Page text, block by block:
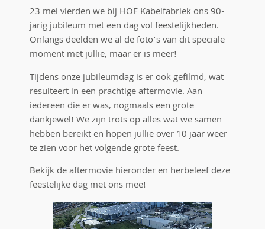
23 mei vierden we bij HOF Kabelfabriek ons 90-
jarig jubileum met een dag vol feestelijkheden.
Onlangs deelden we al de foto’s van dit speciale
moment met jullie, maar er is meer!
Tijdens onze jubileumdag is er ook gefilmd, wat
resulteert in een prachtige aftermovie. Aan
iedereen die er was, nogmaals een grote
dankjewel! We zijn trots op alles wat we samen
hebben bereikt en hopen jullie over 10 jaar weer
te zien voor het volgende grote feest.
Bekijk de aftermovie hieronder en herbeleef deze
feestelijke dag met ons mee!